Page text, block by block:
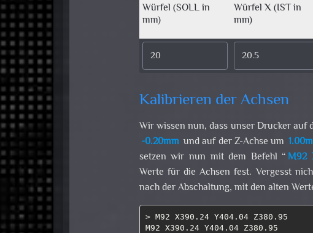
Würfel (SOLL in
mm)
Würfel X (IST in
mm)
Kalibrieren der Achsen
Wir wissen nun, dass unser Drucker auf
-0.20mm und auf der Z-Achse um
setzen wir nun mit dem Befehl “ M92
Werte für die Achsen fest. Vergesst
nach der Abschaltung, mit den alten
> M92 X390.24 Y404.04 Z380.95
M92 X390.24 Y404.04 Z380.95